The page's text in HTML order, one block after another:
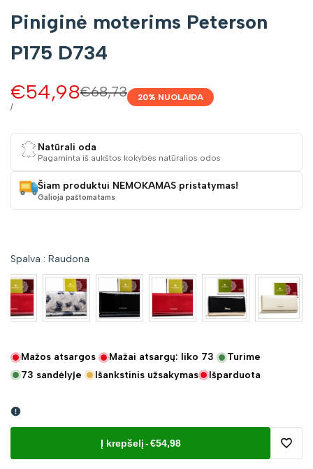
Piniginė moterims Peterson
P175 D734
Įprasta
€68,73
Pardavimo
kaina
€54,98
VIENETO
/
20% NUOLAIDA
Natūrali oda
Pagaminta iš aukštos kokybės natūralios odos
Šiam produktui NEMOKAMAS pristatymas!
Galioja paštomatams
Spalva : Raudona
Mažos atsargos Mažai atsargų: liko 73
Turime
73 sandėlyje Išankstinis užsakymas Išparduota
Į krepšelį-€54,98